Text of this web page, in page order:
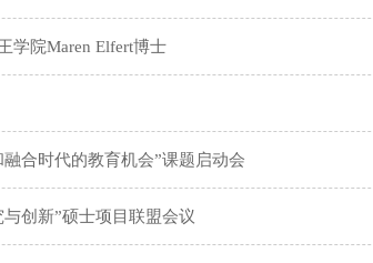
学院Maren Elfert博士
合时代的教育机会”课题启动会
创新”硕士项目联盟会议